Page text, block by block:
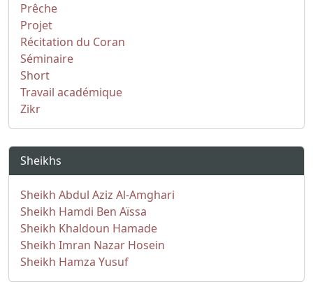
Prêche
Projet
Récitation du Coran
Séminaire
Short
Travail académique
Zikr
Sheikhs
Sheikh Abdul Aziz Al-Amghari
Sheikh Hamdi Ben Aïssa
Sheikh Khaldoun Hamade
Sheikh Imran Nazar Hosein
Sheikh Hamza Yusuf